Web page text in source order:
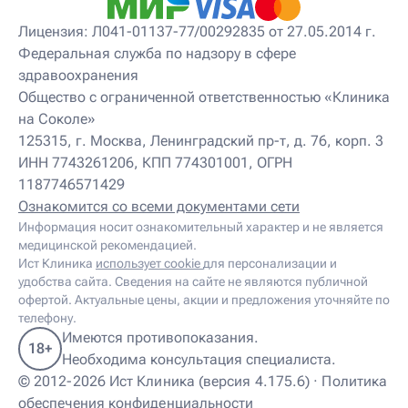
Детский нейропсихолог
Детский нутрициолог
Детский ортопед
Детский остеопат
Детский отоневролог
Детский подиатр
Детский психолог
Детский психотерапевт
Детский реабилитолог
Детский ревматолог
Детский рефлексотерапевт
Детский сомнолог
Детский спортивный врач
Детский травматолог
Детский травматолог-ортопед
Детский физиотерапевт
Детский эндокринолог
Диабетолог
Диетолог
И
Лицензия: Л041-01137-77/00292835 от 27.05.2014 г.
Федеральная служба по надзору в сфере
здравоохранения
Общество с ограниченной ответственностью «Клиника
на Соколе»
125315, г. Москва, Ленинградский пр-т, д. 76, корп. 3
ИНН 7743261206, КПП 774301001, ОГРН
1187746571429
Ознакомится со всеми документами сети
Информация носит ознакомительный характер и не является
медицинской рекомендацией.
Ист Клиника использует cookie для персонализации и
удобства сайта. Сведения на сайте не являются публичной
офертой. Актуальные цены, акции и предложения уточняйте по
телефону.
© 2012-2026 Ист Клиника (версия 4.175.6) · Политика
обеспечения конфиденциальности
Имеются противопоказания.
Необходима консультация специалиста.
18+